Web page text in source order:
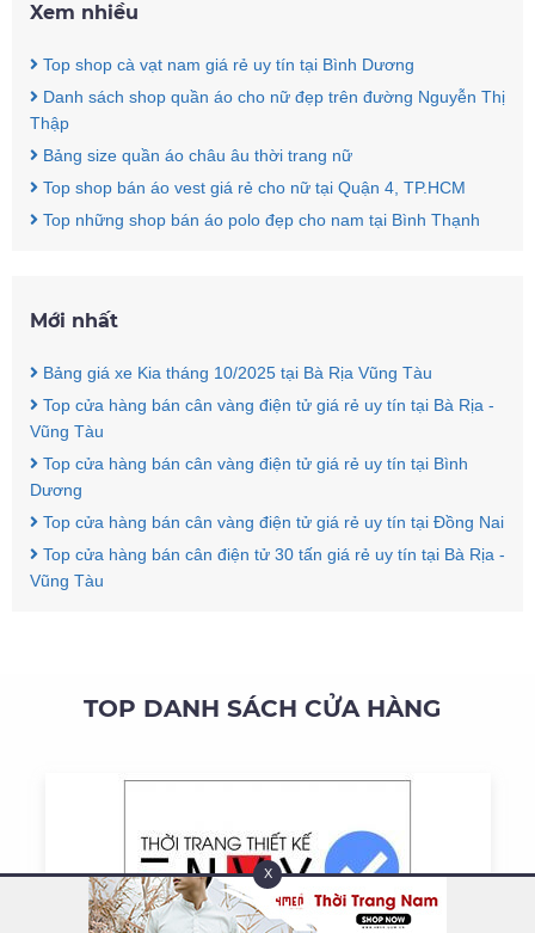
Xem nhiều
Top shop cà vạt nam giá rẻ uy tín tại Bình Dương
Danh sách shop quần áo cho nữ đẹp trên đường Nguyễn Thị
Thập
Bảng size quần áo châu âu thời trang nữ
Top shop bán áo vest giá rẻ cho nữ tại Quận 4, TP.HCM
Top những shop bán áo polo đẹp cho nam tại Bình Thạnh
Mới nhất
Bảng giá xe Kia tháng 10/2025 tại Bà Rịa Vũng Tàu
Top cửa hàng bán cân vàng điện tử giá rẻ uy tín tại Bà Rịa -
Vũng Tàu
Top cửa hàng bán cân vàng điện tử giá rẻ uy tín tại Bình
Dương
Top cửa hàng bán cân vàng điện tử giá rẻ uy tín tại Đồng Nai
Top cửa hàng bán cân điện tử 30 tấn giá rẻ uy tín tại Bà Rịa -
Vũng Tàu
TOP DANH SÁCH CỬA HÀNG
X